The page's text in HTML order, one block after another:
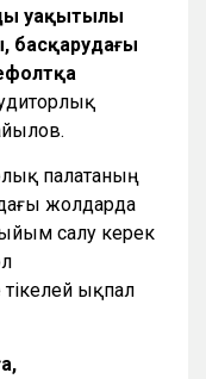
уақытылы
басқарудағы
палатаның
жолдарда
салу керек
ықпал